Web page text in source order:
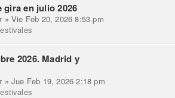
gira en julio 2026
» Vie Feb 20, 2026 8:53 pm
2026. Madrid y
» Jue Feb 19, 2026 2:18 pm